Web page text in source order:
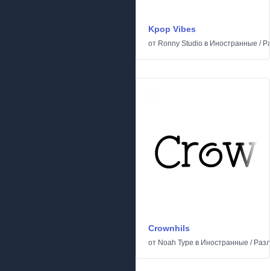
Kpop Vibes
от Ronny Studio в Иностранные /
Crownhils
от Noah Type в Иностранные /